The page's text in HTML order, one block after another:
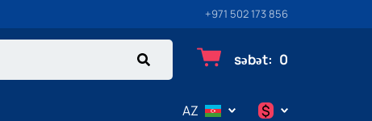
+971 502 173 856
səbət: 0
AZ $